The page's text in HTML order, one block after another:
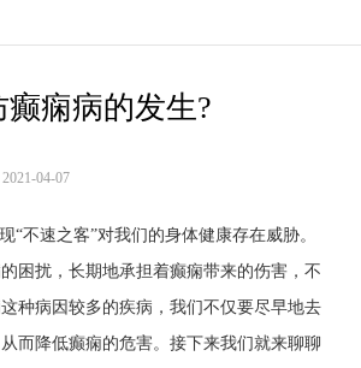
痫病的发生?
04-07
不速之客”对我们的身体健康存在威胁。
困扰，长期地承担着癫痫带来的伤害，不
种病因较多的疾病，我们不仅要尽早地去
而降低癫痫的危害。接下来我们就来聊聊